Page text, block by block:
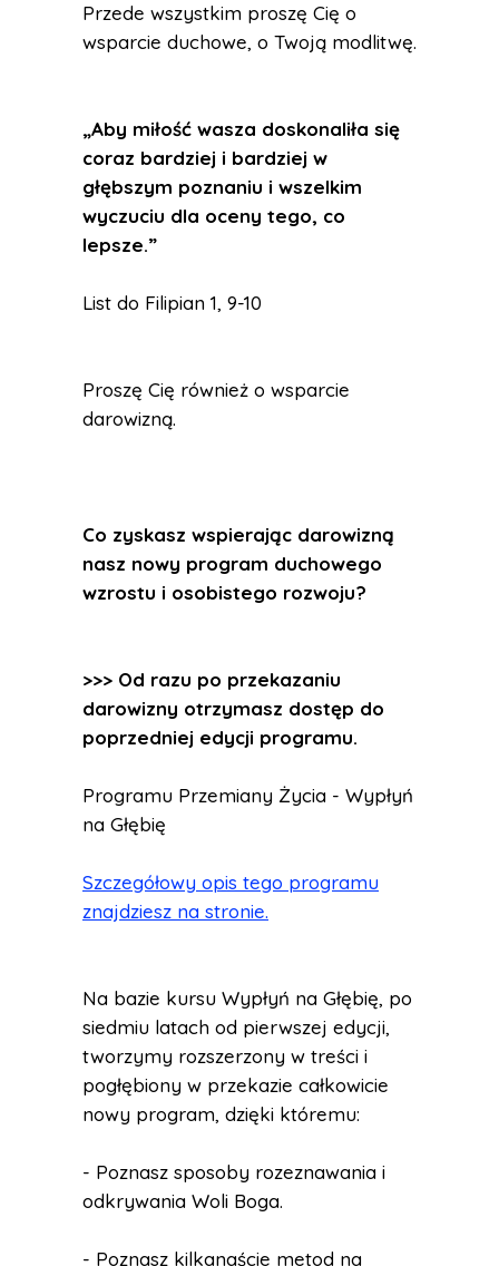
Przede wszystkim proszę Cię o
wsparcie duchowe, o Twoją modlitwę.
„Aby miłość wasza doskonaliła się
coraz bardziej i bardziej w
głębszym poznaniu i wszelkim
wyczuciu dla oceny tego, co
lepsze.”
List do Filipian 1, 9-10
Proszę Cię również o wsparcie
darowizną.
Co zyskasz wspierając darowizną
nasz nowy program duchowego
wzrostu i osobistego rozwoju?
>>> Od razu po przekazaniu
darowizny otrzymasz dostęp do
poprzedniej edycji programu.
Programu Przemiany Życia - Wypłyń
na Głębię
Szczegółowy opis tego programu
znajdziesz na stronie.
Na bazie kursu Wypłyń na Głębię, po
siedmiu latach od pierwszej edycji,
tworzymy rozszerzony w treści i
pogłębiony w przekazie całkowicie
nowy program, dzięki któremu:
- Poznasz sposoby rozeznawania i
odkrywania Woli Boga.
- Poznasz kilkanaście metod na